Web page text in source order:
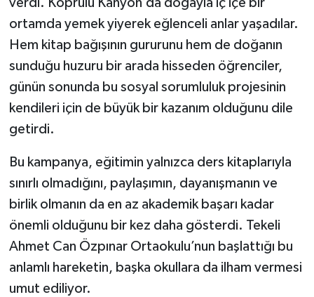
verdi. Köprülü Kanyon’da doğayla iç içe bir
ortamda yemek yiyerek eğlenceli anlar yaşadılar.
Hem kitap bağışının gururunu hem de doğanın
sunduğu huzuru bir arada hisseden öğrenciler,
günün sonunda bu sosyal sorumluluk projesinin
kendileri için de büyük bir kazanım olduğunu dile
getirdi.
Bu kampanya, eğitimin yalnızca ders kitaplarıyla
sınırlı olmadığını, paylaşımın, dayanışmanın ve
birlik olmanın da en az akademik başarı kadar
önemli olduğunu bir kez daha gösterdi. Tekeli
Ahmet Can Özpınar Ortaokulu’nun başlattığı bu
anlamlı hareketin, başka okullara da ilham vermesi
umut ediliyor.